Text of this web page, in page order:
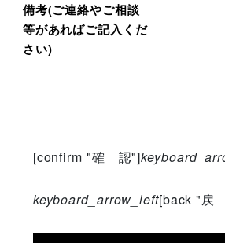
備考(ご連絡やご相談
等があればご記入くだ
さい)
[confirm "確 認"]
keyboard_arrow_left[back "戻